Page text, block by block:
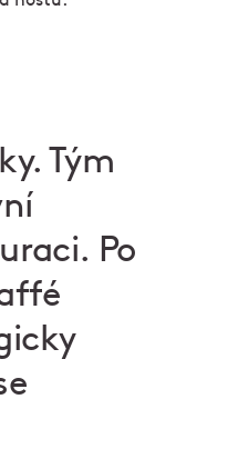
Tým
Po